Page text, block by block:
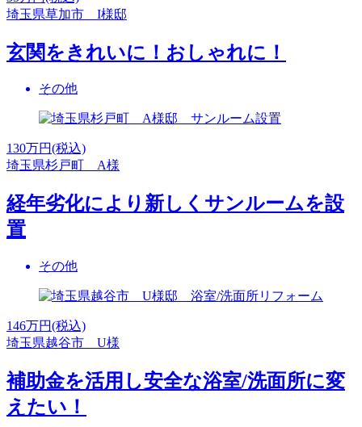
埼玉県草加市 I様邸
玄関をきれいに！おしゃれに！
その他
130万円(税込)
埼玉県杉戸町 A様
経年劣化により新しくサンルームを設
置
その他
146万円(税込)
埼玉県越谷市 U様
補助金を活用し安全な浴室/洗面所に変
えたい！